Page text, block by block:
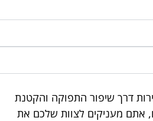
דרך שיפור התפוקה והקטנת
אתם מעניקים לצוות שלכם את